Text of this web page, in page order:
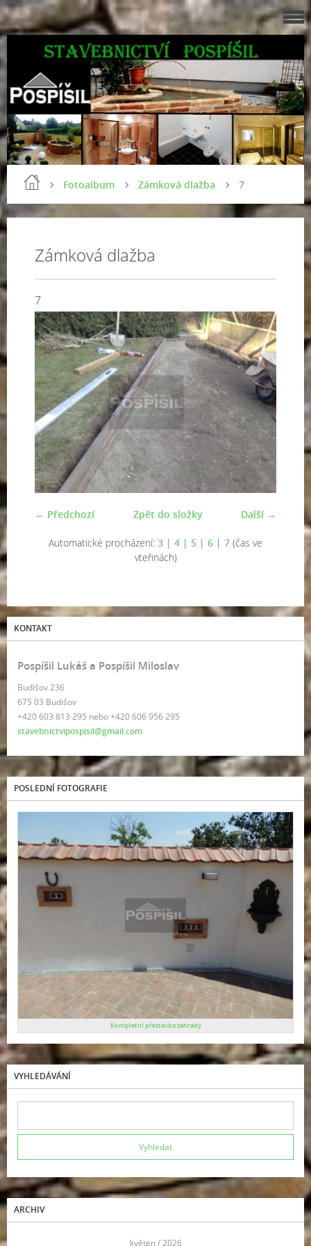
Fotoalbum Zámková dlažba 7
Zámková dlažba
7
← Předchozí Další →
Zpět do složky
Automatické procházení: 3 | 4 | 5 | 6 | 7 (čas ve
vteřinách)
KONTAKT
Pospíšil Lukáš a Pospíšil Miloslav
Budišov 236
675 03 Budišov
+420 603 813 295 nebo +420 606 956 295
stavebnictvipospisil@gmail.com
POSLEDNÍ FOTOGRAFIE
Kompletní přestavba zahrady
VYHLEDÁVÁNÍ
ARCHIV
květen / 2026